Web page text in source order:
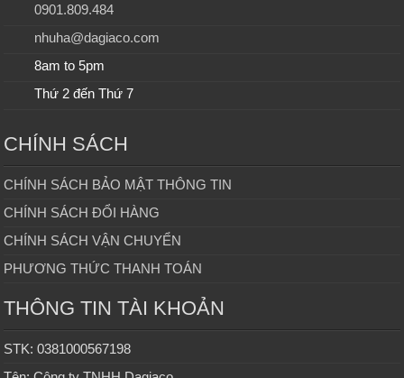
0901.809.484
nhuha@dagiaco.com
8am to 5pm
Thứ 2 đến Thứ 7
CHÍNH SÁCH
CHÍNH SÁCH BẢO MẬT THÔNG TIN
CHÍNH SÁCH ĐỔI HÀNG
CHÍNH SÁCH VẬN CHUYỂN
PHƯƠNG THỨC THANH TOÁN
THÔNG TIN TÀI KHOẢN
STK: 0381000567198